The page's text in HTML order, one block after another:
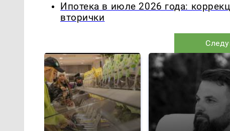
Ипотека в июле 2026 года:
вторички